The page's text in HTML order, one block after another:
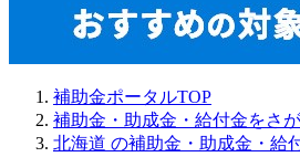
補助金ポータルTOP
補助金・助成金・給付金をさ
北海道 の補助金・助成金・給